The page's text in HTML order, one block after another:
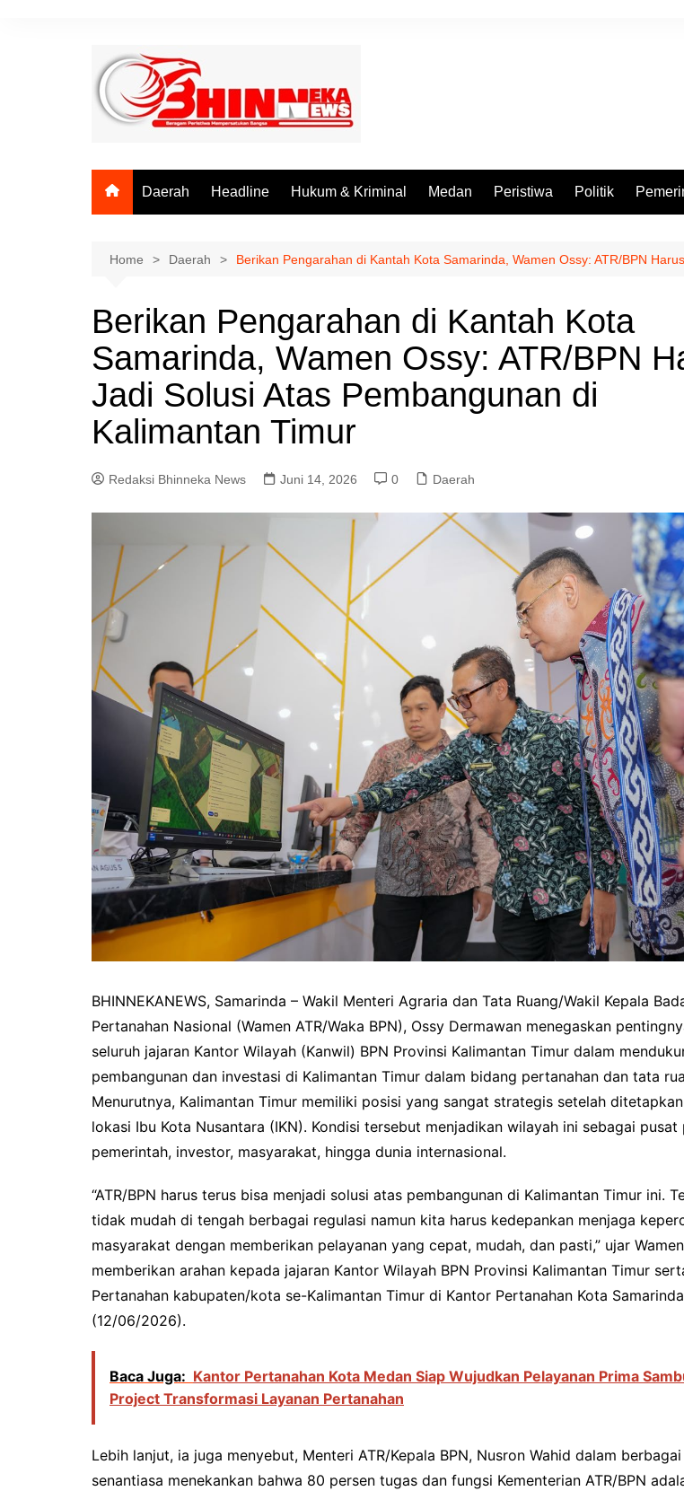
Daerah Headline Hukum & Kriminal Medan Peristiwa Politik
Home Daerah Berikan Pengarahan di Kantah Kota Samarinda, Wamen Ossy: ATR/BPN
Berikan Pengarahan di Kantah Kota
Samarinda, Wamen Ossy: ATR/BPN
Jadi Solusi Atas Pembangunan di
Kalimantan Timur
Redaksi Bhinneka News Juni 14, 2026 0 Daerah
BHINNEKANEWS, Samarinda – Wakil Menteri Agraria dan Tata Ruang/Wakil Kepala
Pertanahan Nasional (Wamen ATR/Waka BPN), Ossy Dermawan menegaskan
seluruh jajaran Kantor Wilayah (Kanwil) BPN Provinsi Kalimantan Timur dalam
pembangunan dan investasi di Kalimantan Timur dalam bidang pertanahan dan tata
Menurutnya, Kalimantan Timur memiliki posisi yang sangat strategis setelah
lokasi Ibu Kota Nusantara (IKN). Kondisi tersebut menjadikan wilayah ini sebagai pusat
pemerintah, investor, masyarakat, hingga dunia internasional.
“ATR/BPN harus terus bisa menjadi solusi atas pembangunan di Kalimantan Timur ini.
tidak mudah di tengah berbagai regulasi namun kita harus kedepankan menjaga
masyarakat dengan memberikan pelayanan yang cepat, mudah, dan pasti,” ujar
memberikan arahan kepada jajaran Kantor Wilayah BPN Provinsi Kalimantan Timur
Pertanahan kabupaten/kota se-Kalimantan Timur di Kantor Pertanahan Kota
(12/06/2026).
Baca Juga: Kantor Pertanahan Kota Medan Siap Wujudkan Pelayanan Prima
Project Transformasi Layanan Pertanahan
Lebih lanjut, ia juga menyebut, Menteri ATR/Kepala BPN, Nusron Wahid dalam
senantiasa menekankan bahwa 80 persen tugas dan fungsi Kementerian ATR/BPN